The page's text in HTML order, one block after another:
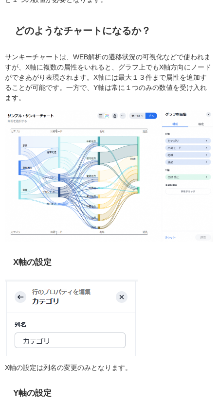
どのようなチャートになるか？
サンキーチャートは、WEB解析の遷移状況の可視化などで使われま
すが、X軸に複数の属性をいれると、グラフ上でもX軸方向にノード
ができあがり表現されます。X軸には最大１３件まで属性を追加す
ることが可能です。一方で、Y軸は常に１つのみの数値を受け入れ
ます。
X軸の設定
X軸の設定は列名の変更のみとなります。
Y軸の設定